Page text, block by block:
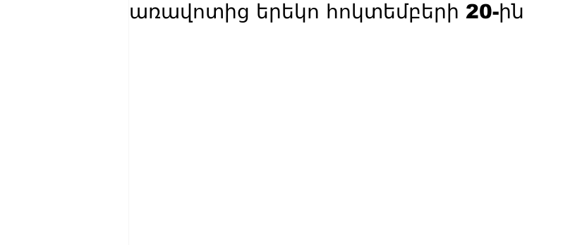
առավոտից երեկո հոկտեմբերի 20-ին